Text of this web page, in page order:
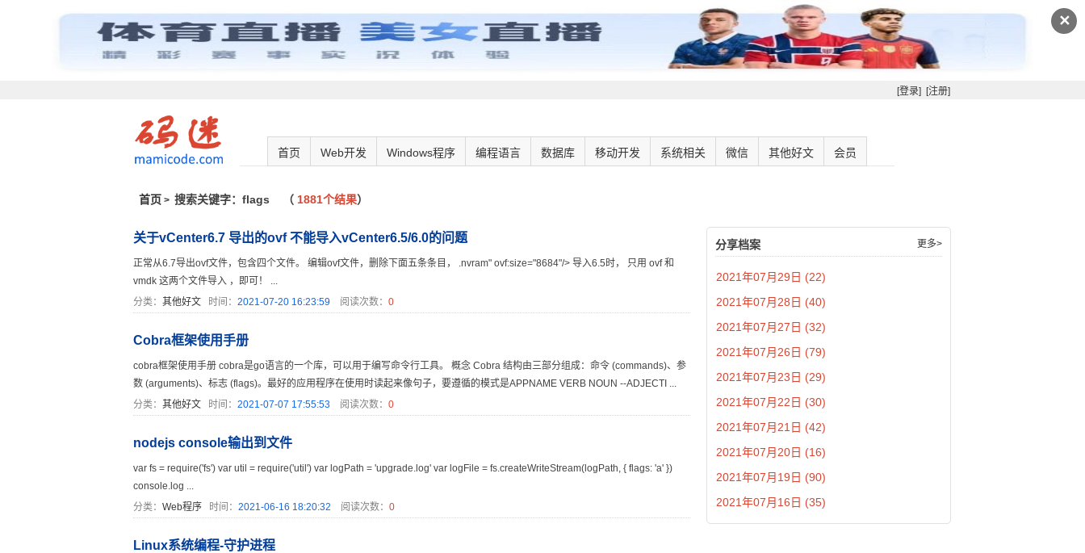
✕
[登录] [注册]
首页 Web开发 Windows程序 编程语言 数据库 移动开发 系统相关 微信 其他好文 会员
首页 > 搜索关键字：flags （ 1881个结果）
关于vCenter6.7 导出的ovf 不能导入vCenter6.5/6.0的问题
正常从6.7导出ovf文件，包含四个文件。 编辑ovf文件，删除下面五条条目， .nvram" ovf:size="8684"/> 导入6.5时， 只用 ovf 和
vmdk 这两个文件导入 ，即可！ ...
分类： 其他好文时间： 2021-07-20 16:23:59 阅读次数： 0
Cobra框架使用手册
cobra框架使用手册 cobra是go语言的一个库，可以用于编写命令行工具。 概念 Cobra 结构由三部分组成：命令 (commands)、参
数 (arguments)、标志 (flags)。最好的应用程序在使用时读起来像句子，要遵循的模式是APPNAME VERB NOUN --ADJECTI ...
分类： 其他好文时间： 2021-07-07 17:55:53 阅读次数： 0
nodejs console输出到文件
var fs = require('fs') var util = require('util') var logPath = 'upgrade.log' var logFile = fs.createWriteStream(logPath, { flags: 'a' })
console.log ...
分类： Web程序时间： 2021-06-16 18:20:32 阅读次数： 0
Linux系统编程-守护进程
分享档案 更多>
2021年07月29日 (22)
2021年07月28日 (40)
2021年07月27日 (32)
2021年07月26日 (79)
2021年07月23日 (29)
2021年07月22日 (30)
2021年07月21日 (42)
2021年07月20日 (16)
2021年07月19日 (90)
2021年07月16日 (35)